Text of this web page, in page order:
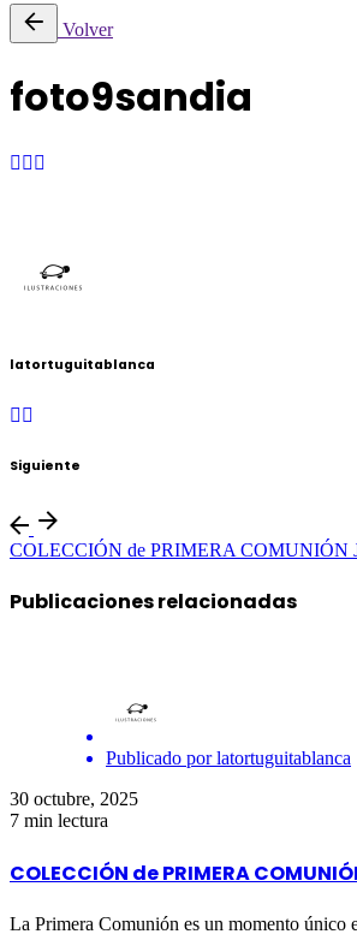
Volver
foto9sandia
latortuguitablanca
Siguiente
COLECCIÓN de PRIMERA COMUNIÓN
Publicaciones relacionadas
Publicado por latortuguitablanca
30 octubre, 2025
7 min lectura
COLECCIÓN de PRIMERA
La Primera Comunión es un momento único